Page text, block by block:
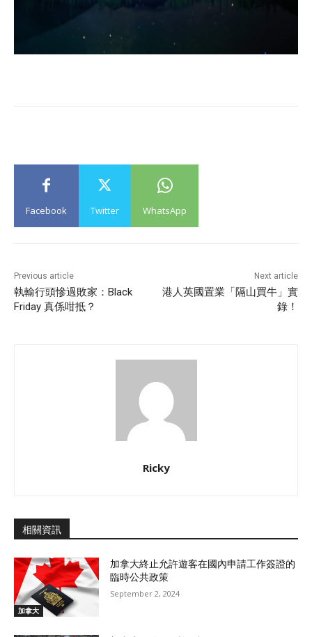
Facebook Twitter WhatsApp
Previous article
執輸行頭慘過敗家：Black
Friday 真係咁抵？
Next article
港人英國置業「隔山買牛」實
錄！
Ricky
相關資訊
加拿大
加拿大終止允許遊客在國內申請工作簽證的
臨時公共政策
September 2, 2024